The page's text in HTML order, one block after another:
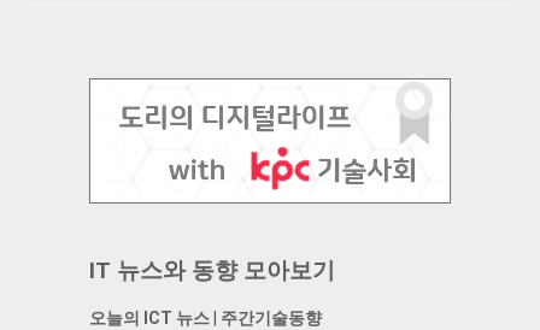
IT 뉴스와 동향 모아보기
오늘의 ICT 뉴스| 주간기술동향